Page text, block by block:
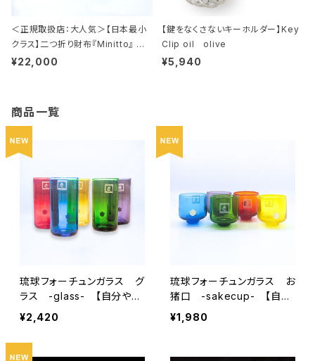
＜正規取扱店：大人気＞【日本最小
クラス】二つ折り財布『Minitto』 栃
木レザー仕様
¥22,000
【鍵をなくさないキーホルダー】Key
Clip oil olive
¥5,940
商品一覧
琉球フォーチュンガラス グ
ラス -glass- 【自分や友
人、家族、推しの幸せを願う
グラス】
¥2,420
琉球フォーチュンガラス お
猪口 -sakecup- 【自分
や友人、家族、推しの幸せを
願うグラス】
¥1,980